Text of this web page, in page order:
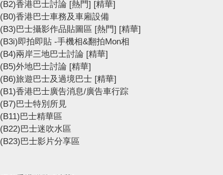
(B2)香港巴士討論 [熱門] [精華]
(B0)香港巴士車務及車廂設備
(B3)巴士攝影作品貼圖區 [熱門] [精華]
(B3i)即拍即貼 -手機相&翻拍Mon相
(B4)兩岸三地巴士討論 [精華]
(B5)外地巴士討論 [精華]
(B6)旅遊巴士及過境巴士 [精華]
(B1)香港巴士廣告消息/廣告車行踪
(B7)巴士特別所見
(B11)巴士精華區
(B22)巴士迷吹水區
(B23)巴士影片分享區